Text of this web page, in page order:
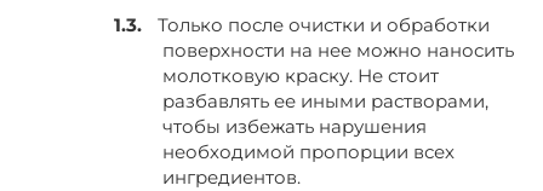
Только после очистки и обработки
поверхности на нее можно наносить
молотковую краску. Не стоит
разбавлять ее иными растворами,
чтобы избежать нарушения
необходимой пропорции всех
ингредиентов.